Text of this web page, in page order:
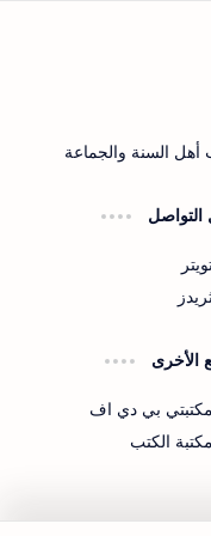
السنة والجماعة
الأخرى
مكتبتي بي دي اف
مكتبة الكتب